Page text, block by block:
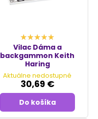
Vilac Dáma a
backgammon Keith
Haring
Aktuálne nedostupné
30,69 €
Do košíka